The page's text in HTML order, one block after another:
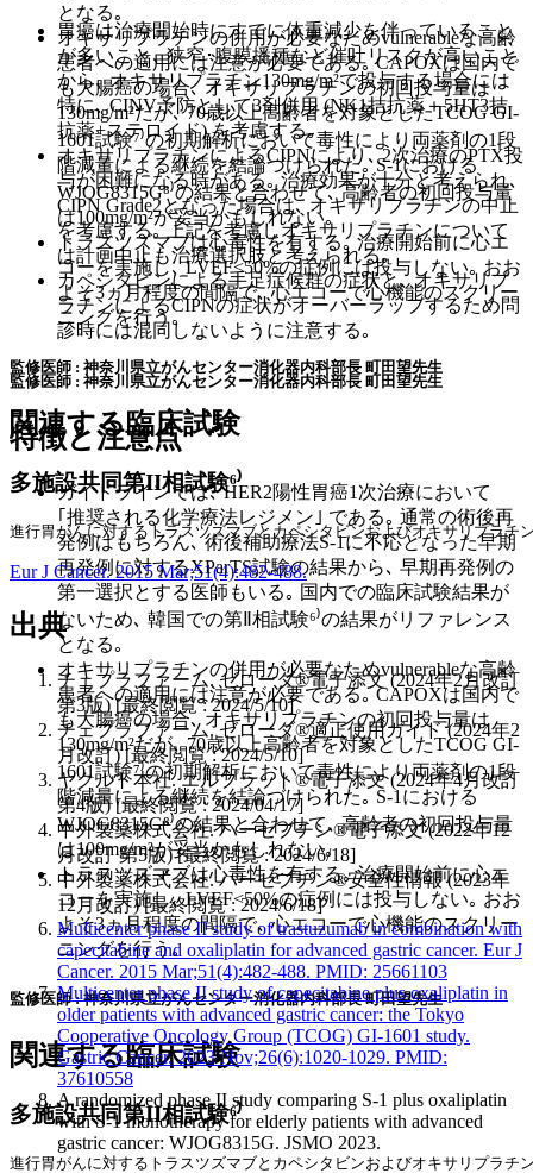
となる｡
オキサリプラチンの併用が必要なためvulnerableな高齢
患者への適用には注意が必要である｡ CAPOXは国内で
も大腸癌の場合､ オキサリプラチンの初回投与量は
130mg/m²だが､ 70歳以上高齢者を対象としたTCOG GI-
1601試験⁷⁾の初期解析において毒性により両薬剤の1段
階減量による継続を結論づけられた｡ S-1における
WJOG8315G⁸⁾の結果と合わせて､ 高齢者の初回投与量
は100mg/m²が妥当かもしれない｡
トラスツズマブは心毒性を有する｡ 治療開始前に心エ
コーを実施し､ LVEF<50%の症例には投与しない｡ おお
よそ3ヵ月程度の間隔で､ 心エコーで心機能のスクリー
ニングを行う｡
監修医師 : 神奈川県立がんセンター消化器内科部長 町田望先生
関連する臨床試験
多施設共同第II相試験⁶⁾
進行胃がんに対するトラスツズマブとカペシタビンおよびオキサリプ
Eur J Cancer. 2015 Mar;51(4):482-488.
出典
チェプラファーム. ゼローダ®電子添文 (2024年2月改訂
第3版) [最終閲覧 : 2024/5/10]
チェプラファーム. ゼローダ®適正使用ガイド (2024年2
月改訂) [最終閲覧 : 2024/5/10]
ヤクルト本社. エルプラット®電子添文 (2024年4月改訂
第4版) [最終閲覧 : 2024/04/17]
中外製薬株式会社. ハーセプチン®電子添文 (2022年12
月改訂 第5版) [最終閲覧 : 2024/6/18]
中外製薬株式会社. ハーセプチン®安全性情報 (2023年
12月改訂) [最終閲覧 : 2024/6/18]
Multicenter phase II study of trastuzumab in combination with
capecitabine and oxaliplatin for advanced gastric cancer. Eur J
Cancer. 2015 Mar;51(4):482-488. PMID: 25661103
Multicenter phase II study of capecitabine plus oxaliplatin in
older patients with advanced gastric cancer: the Tokyo
Cooperative Oncology Group (TCOG) GI-1601 study.
Gastric Cancer. 2023 Nov;26(6):1020-1029. PMID:
37610558
A randomized phase II study comparing S-1 plus oxaliplatin
with S-1 monotherapy for elderly patients with advanced
gastric cancer: WJOG8315G. JSMO 2023.
胃癌は治療開始時にすでに体重減少を伴っていること
が多いこと､ 狭窄･腹膜播種など催吐リスクが高いこと
から､ オキサリプラチン130mg/m²で投与する場合には
特に､ CINV予防として3剤併用 (NK1拮抗薬＋5HT3拮
抗薬+ステロイド) を考慮する｡
オキサリプラチンによるCIPNにより､ 2次治療のPTX投
与が困難になる時がある｡ 治療効果が十分と考えられ､
CIPN Grade2となった場合は､ オキサリプラチンの中止
を考慮する｡ 上記を考慮しオキサリプラチンについて
は計画中止も治療選択肢と考えられる｡
カペシタビンによる手足症候群の症状と､ オキサリプ
ラチンによるCIPNの症状がオーバーラップするため問
診時には混同しないように注意する｡
監修医師 : 神奈川県立がんセンター消化器内科部長 町田望先生
特徴と注意点
ガイドラインでは､ HER2陽性胃癌1次治療において
｢推奨される化学療法レジメン｣ である｡ 通常の術後再
発例はもちろん､ 術後補助療法S-1に不応となった早期
再発例に対するXParTS試験の結果から､ 早期再発例の
第一選択とする医師もいる｡ 国内での臨床試験結果が
ないため､ 韓国での第Ⅱ相試験⁶⁾の結果がリファレンス
となる｡
オキサリプラチンの併用が必要なためvulnerableな高齢
患者への適用には注意が必要である｡ CAPOXは国内で
も大腸癌の場合､ オキサリプラチンの初回投与量は
130mg/m²だが､ 70歳以上高齢者を対象としたTCOG GI-
1601試験⁷⁾の初期解析において毒性により両薬剤の1段
階減量による継続を結論づけられた｡ S-1における
WJOG8315G⁸⁾の結果と合わせて､ 高齢者の初回投与量
は100mg/m²が妥当かもしれない｡
トラスツズマブは心毒性を有する｡ 治療開始前に心エ
コーを実施し､ LVEF<50%の症例には投与しない｡ おお
よそ3ヵ月程度の間隔で､ 心エコーで心機能のスクリー
ニングを行う｡
監修医師 : 神奈川県立がんセンター消化器内科部長 町田望先生
関連する臨床試験
多施設共同第II相試験⁶⁾
進行胃がんに対するトラスツズマブとカペシタビンおよびオキサリプ